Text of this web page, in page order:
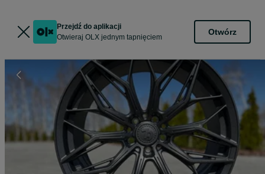
Przejdź do aplikacji
Otwieraj OLX jednym tapnięciem
Otwórz